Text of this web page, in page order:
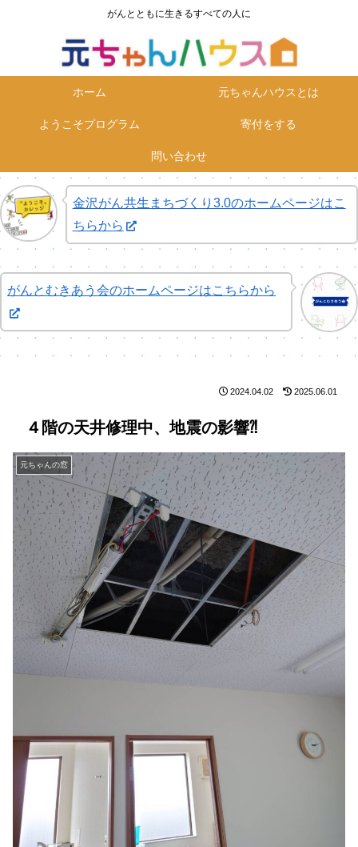
がんとともに生きるすべての人に
ホーム 元ちゃんハウスとは
ようこそプログラム 寄付をする
問い合わせ
金沢がん共生まちづくり3.0のホームページはこ
ちらから
がんとむきあう会のホームページはこちらから
４階の天井修理中、地震の影響⁈
元ちゃんの窓
2024.04.02 2025.06.01